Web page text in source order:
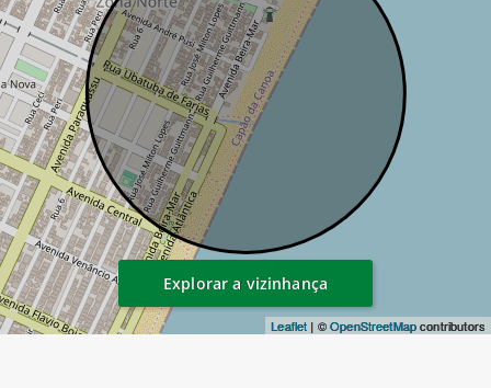
Leaflet | ©OpenStreetMapcontributors
Explorar a vizinhança